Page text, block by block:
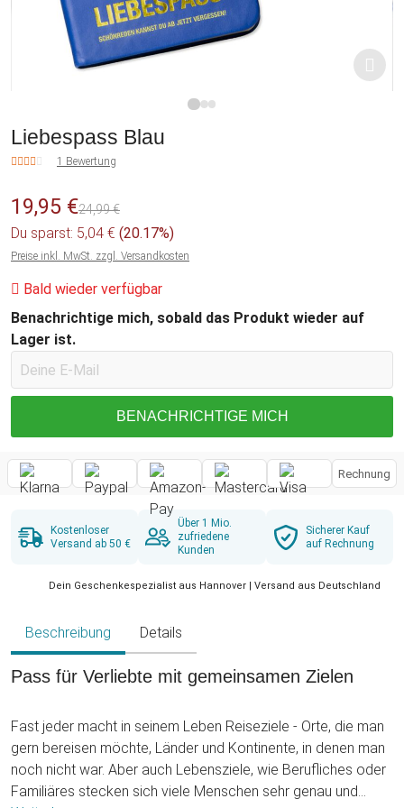
Liebespass Blau
1 Bewertung
19,95 €24,99 €
Du sparst: 5,04 € (20.17%)
Preise inkl. MwSt. zzgl. Versandkosten
Bald wieder verfügbar
Benachrichtige mich, sobald das Produkt wieder auf
Lager ist.
BENACHRICHTIGE MICH
Rechnung
Kostenloser
Versand ab 50 €
Über 1 Mio.
zufriedene
Kunden
Sicherer Kauf
auf Rechnung
Dein Geschenkespezialist aus Hannover | Versand aus Deutschland
Beschreibung Details
Pass für Verliebte mit gemeinsamen Zielen
Fast jeder macht in seinem Leben Reiseziele - Orte, die man
gern bereisen möchte, Länder und Kontinente, in denen man
noch nicht war. Aber auch Lebensziele, wie Berufliches oder
Familiäres stecken sich viele Menschen sehr genau und